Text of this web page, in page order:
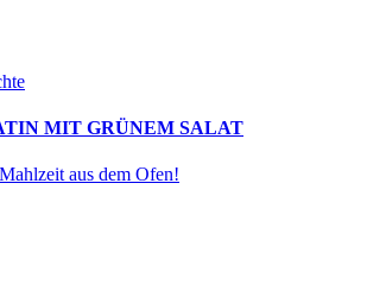
MIT GRÜNEM SALAT
aus dem Ofen!